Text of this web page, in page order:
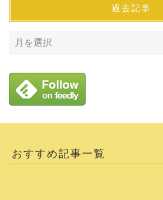
過去記事
おすすめ記事一覧